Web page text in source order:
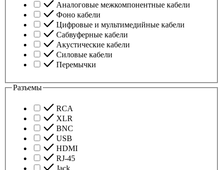
Аналоговые межкомпонентные кабели
Фоно кабели
Цифровые и мультимедийные кабели
Сабвуферные кабели
Акустические кабели
Силовые кабели
Перемычки
Разъемы
RCA
XLR
BNC
USB
HDMI
RJ-45
Jack